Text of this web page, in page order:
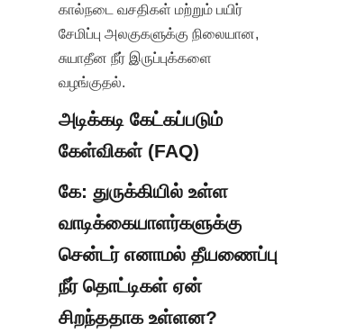
கால்நடை வசதிகள் மற்றும் பயிர்
சேமிப்பு அலகுகளுக்கு நிலையான,
சுயாதீன நீர் இருப்புக்களை
வழங்குதல்.
அடிக்கடி கேட்கப்படும்
கேள்விகள் (FAQ)
கே: துருக்கியில் உள்ள
வாடிக்கையாளர்களுக்கு
சென்டர் எனாமல் தீயணைப்பு
நீர் தொட்டிகள் ஏன்
சிறந்ததாக உள்ளன?